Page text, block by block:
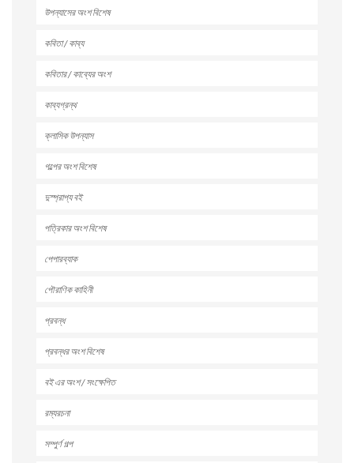
উপন্যাসের অংশ বিশেষ
কবিতা / কাব্য
কবিতার / কাব্যের অংশ
কাব্যগ্রন্থ
ক্লাসিক উপন্যাস
গল্পের অংশ বিশেষ
দুস্প্রাপ্য বই
পত্রিকার অংশ বিশেষ
পেপারব্যাক
পৌরাণিক কাহিনী
প্রবন্ধ
প্রবন্ধর অংশ বিশেষ
বই এর অংশ / সংক্ষেপিত
রম্যরচনা
সম্পুর্ণ গল্প